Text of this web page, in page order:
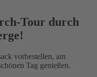
Tour durch
vorbestellen, am
Tag genießen.